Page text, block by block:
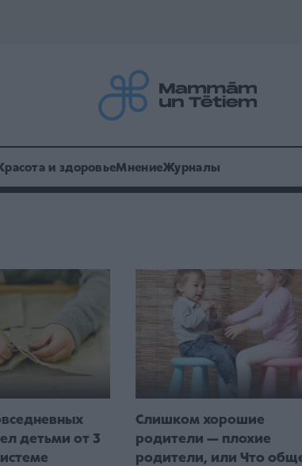
Красота и здоровьеМнениеЖурналы
детьми от 3
Слишком хорошие
родители — плохие
родители, или Что